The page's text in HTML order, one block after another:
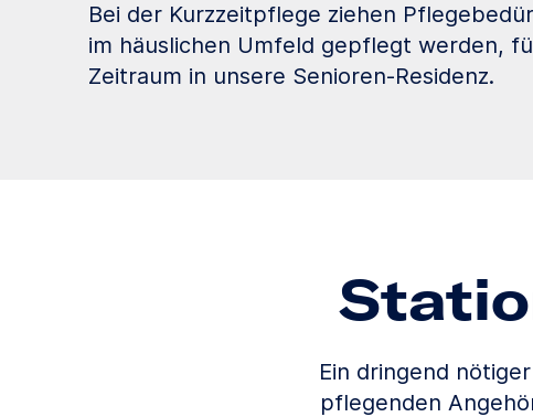
Bei der Kurzzeitpflege ziehen
im häuslichen Umfeld gepflegt werden,
Zeitraum in unsere Senioren-Residenz.
Ein dringend
pflegenden